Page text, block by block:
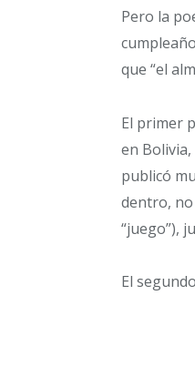
Pero la
que “el
El primer
en
publicó
dentro, no
“juego”),
El